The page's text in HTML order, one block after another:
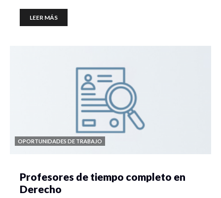
LEER MÁS
OPORTUNIDADES DE TRABAJO
Profesores de tiempo completo en
Derecho